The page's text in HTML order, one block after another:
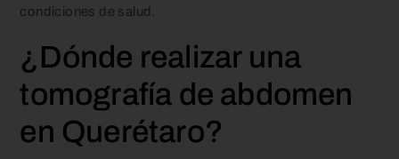
condiciones de salud.
¿Dónde realizar una
tomografía de abdomen
en Querétaro?